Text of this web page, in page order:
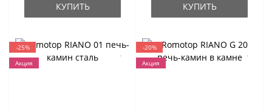
КУПИТЬ КУПИТЬ
-25%
Акция
-20%
Акция